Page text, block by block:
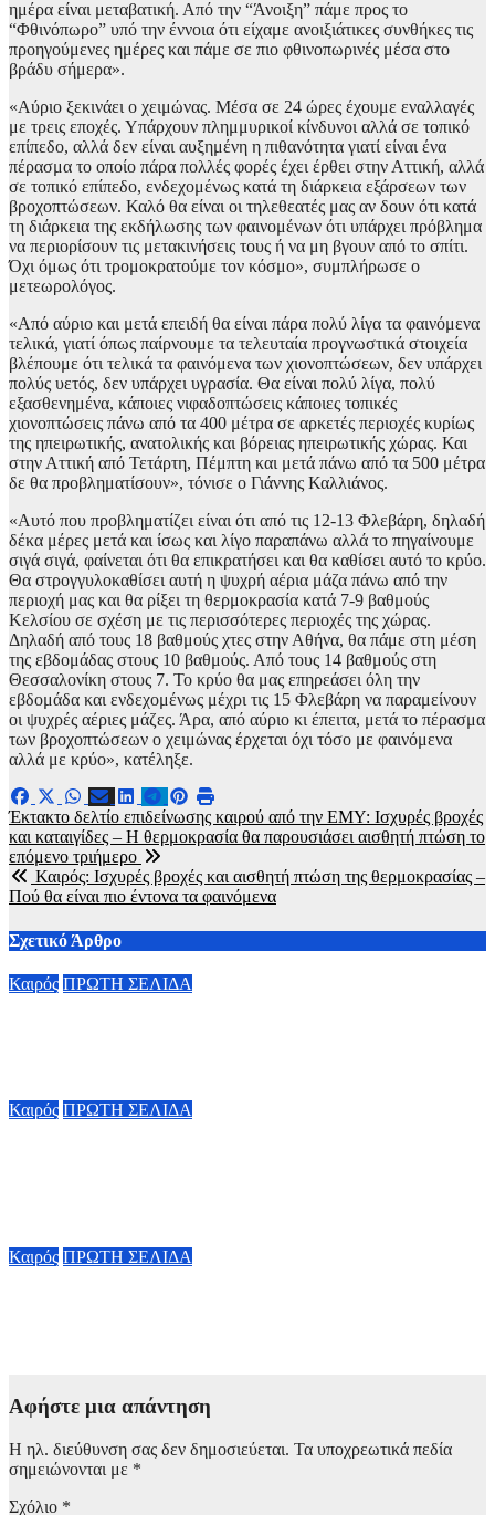
ημέρα είναι μεταβατική. Από την “Άνοιξη” πάμε προς το
“Φθινόπωρο” υπό την έννοια ότι είχαμε ανοιξιάτικες συνθήκες τις
προηγούμενες ημέρες και πάμε σε πιο φθινοπωρινές μέσα στο
βράδυ σήμερα».
«Αύριο ξεκινάει ο χειμώνας. Μέσα σε 24 ώρες έχουμε εναλλαγές
με τρεις εποχές. Υπάρχουν πλημμυρικοί κίνδυνοι αλλά σε τοπικό
επίπεδο, αλλά δεν είναι αυξημένη η πιθανότητα γιατί είναι ένα
πέρασμα το οποίο πάρα πολλές φορές έχει έρθει στην Αττική, αλλά
σε τοπικό επίπεδο, ενδεχομένως κατά τη διάρκεια εξάρσεων των
βροχοπτώσεων. Καλό θα είναι οι τηλεθεατές μας αν δουν ότι κατά
τη διάρκεια της εκδήλωσης των φαινομένων ότι υπάρχει πρόβλημα
να περιορίσουν τις μετακινήσεις τους ή να μη βγουν από το σπίτι.
Όχι όμως ότι τρομοκρατούμε τον κόσμο», συμπλήρωσε ο
μετεωρολόγος.
«Από αύριο και μετά επειδή θα είναι πάρα πολύ λίγα τα φαινόμενα
τελικά, γιατί όπως παίρνουμε τα τελευταία προγνωστικά στοιχεία
βλέπουμε ότι τελικά τα φαινόμενα των χιονοπτώσεων, δεν υπάρχει
πολύς υετός, δεν υπάρχει υγρασία. Θα είναι πολύ λίγα, πολύ
εξασθενημένα, κάποιες νιφαδοπτώσεις κάποιες τοπικές
χιονοπτώσεις πάνω από τα 400 μέτρα σε αρκετές περιοχές κυρίως
της ηπειρωτικής, ανατολικής και βόρειας ηπειρωτικής χώρας. Και
στην Αττική από Τετάρτη, Πέμπτη και μετά πάνω από τα 500 μέτρα
δε θα προβληματίσουν», τόνισε ο Γιάννης Καλλιάνος.
«Αυτό που προβληματίζει είναι ότι από τις 12-13 Φλεβάρη, δηλαδή
δέκα μέρες μετά και ίσως και λίγο παραπάνω αλλά το πηγαίνουμε
σιγά σιγά, φαίνεται ότι θα επικρατήσει και θα καθίσει αυτό το κρύο.
Θα στρογγυλοκαθίσει αυτή η ψυχρή αέρια μάζα πάνω από την
περιοχή μας και θα ρίξει τη θερμοκρασία κατά 7-9 βαθμούς
Κελσίου σε σχέση με τις περισσότερες περιοχές της χώρας.
Δηλαδή από τους 18 βαθμούς χτες στην Αθήνα, θα πάμε στη μέση
της εβδομάδας στους 10 βαθμούς. Από τους 14 βαθμούς στη
Θεσσαλονίκη στους 7. Το κρύο θα μας επηρεάσει όλη την
εβδομάδα και ενδεχομένως μέχρι τις 15 Φλεβάρη να παραμείνουν
οι ψυχρές αέριες μάζες. Άρα, από αύριο κι έπειτα, μετά το πέρασμα
των βροχοπτώσεων ο χειμώνας έρχεται όχι τόσο με φαινόμενα
αλλά με κρύο», κατέληξε.
Πλοήγηση
άρθρων
Έκτακτο δελτίο επιδείνωσης καιρού από την ΕΜΥ: Ισχυρές βροχές
και καταιγίδες – Η θερμοκρασία θα παρουσιάσει αισθητή πτώση το
επόμενο τριήμερο
Καιρός: Ισχυρές βροχές και αισθητή πτώση της θερμοκρασίας –
Πού θα είναι πιο έντονα τα φαινόμενα
Σχετικό Άρθρο
Καιρός ΠΡΩΤΗ ΣΕΛΙΔΑ
Καιρός ΠΡΩΤΗ ΣΕΛΙΔΑ
Καιρός ΠΡΩΤΗ ΣΕΛΙΔΑ
Αφήστε μια απάντηση
Η ηλ. διεύθυνση σας δεν δημοσιεύεται. Τα υποχρεωτικά πεδία
σημειώνονται με *
Σχόλιο *